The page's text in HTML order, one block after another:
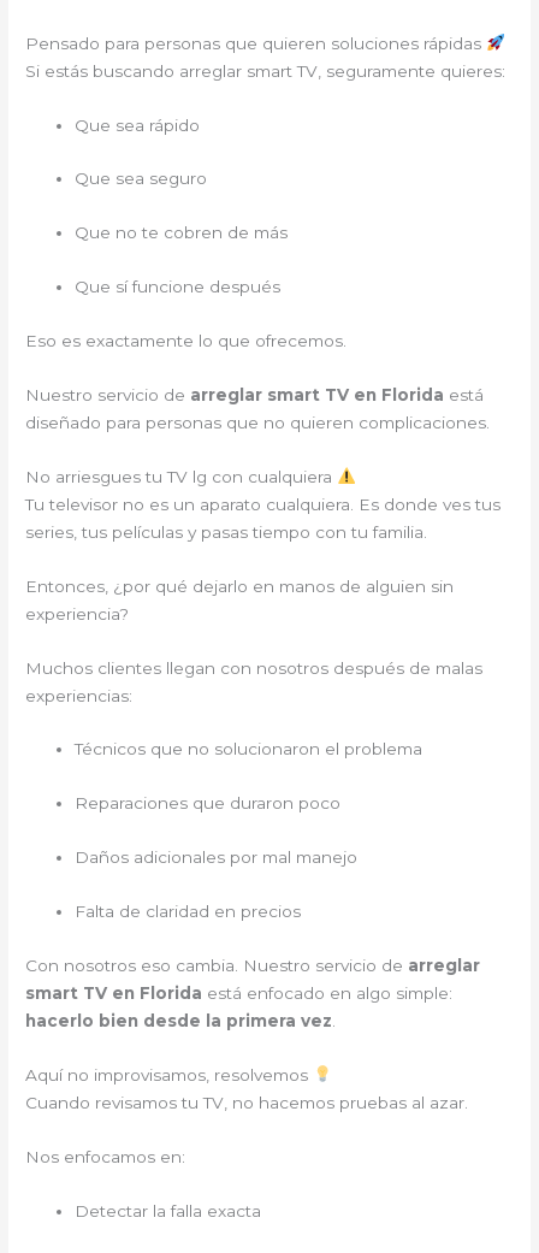
Pensado para personas que quieren soluciones rápidas
Si estás buscando arreglar smart TV, seguramente quieres:
Que sea rápido
Que sea seguro
Que no te cobren de más
Que sí funcione después
Eso es exactamente lo que ofrecemos.
Nuestro servicio de arreglar smart TV en Florida está
diseñado para personas que no quieren complicaciones.
No arriesgues tu TV lg con cualquiera
Tu televisor no es un aparato cualquiera. Es donde ves tus
series, tus películas y pasas tiempo con tu familia.
Entonces, ¿por qué dejarlo en manos de alguien sin
experiencia?
Muchos clientes llegan con nosotros después de malas
experiencias:
Técnicos que no solucionaron el problema
Reparaciones que duraron poco
Daños adicionales por mal manejo
Falta de claridad en precios
Con nosotros eso cambia. Nuestro servicio de arreglar
smart TV en Florida está enfocado en algo simple:
hacerlo bien desde la primera vez
Aquí no improvisamos, resolvemos
Cuando revisamos tu TV, no hacemos pruebas al azar.
Nos enfocamos en:
Detectar la falla exacta